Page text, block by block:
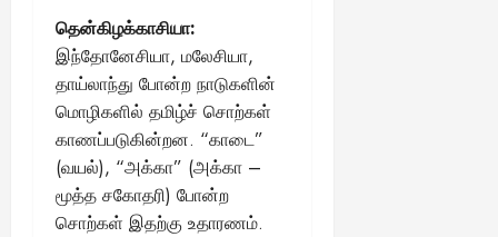
தென்கிழக்காசியா:
இந்தோனேசியா, மலேசியா,
தாய்லாந்து போன்ற நாடுகளின்
மொழிகளில் தமிழ்ச் சொற்கள்
காணப்படுகின்றன. “காடை”
(வயல்), “அக்கா” (அக்கா –
மூத்த சகோதரி) போன்ற
சொற்கள் இதற்கு உதாரணம்.